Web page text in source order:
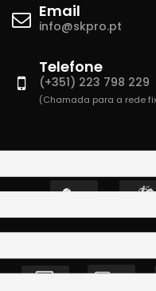
Email
info@skpro.pt
Telefone
(+351) 223 798 229
(Chamada para a rede